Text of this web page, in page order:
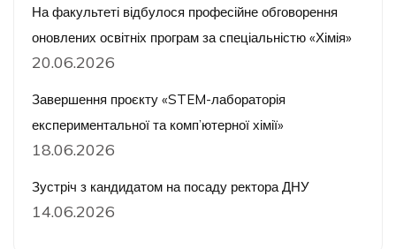
На факультеті відбулося професійне обговорення
оновлених освітніх програм за спеціальністю «Хімія»
20.06.2026
Завершення проєкту «STEM-лабораторія
експериментальної та комп’ютерної хімії»
18.06.2026
Зустріч з кандидатом на посаду ректора ДНУ
14.06.2026